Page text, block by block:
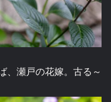
、瀬戸の花嫁。古る～